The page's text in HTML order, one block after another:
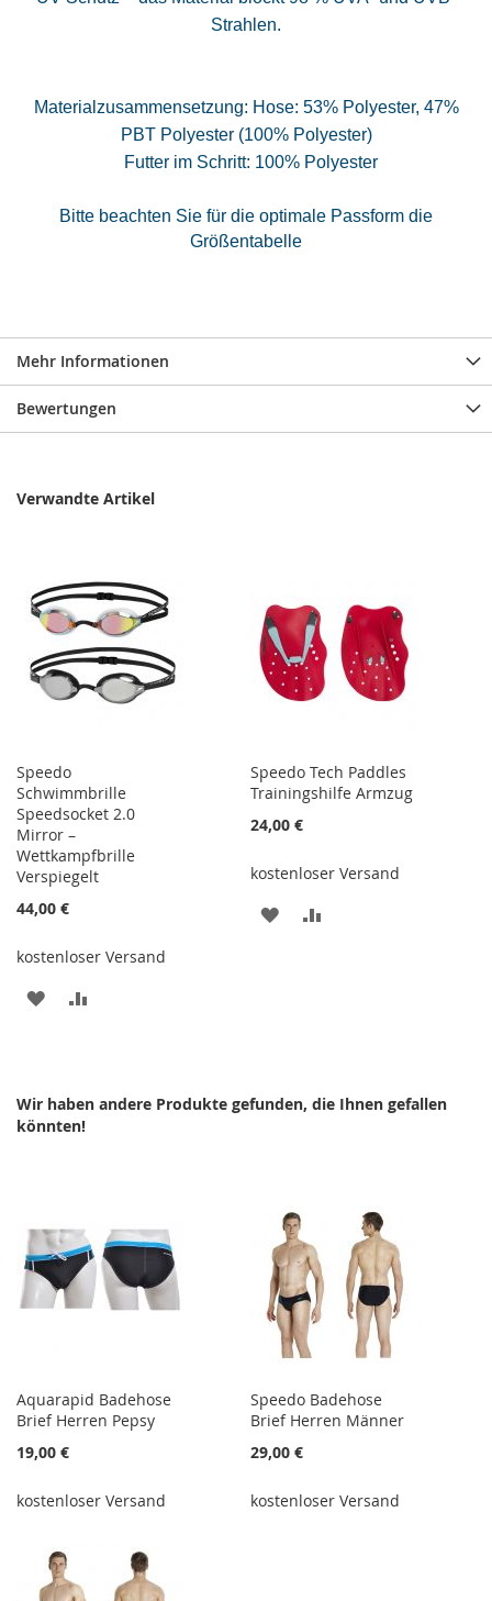
Strahlen.
Materialzusammensetzung: Hose: 53% Polyester, 47%
PBT Polyester (100% Polyester)
Futter im Schritt: 100% Polyester
Bitte beachten Sie für die optimale Passform die
Größentabelle
Mehr Informationen
Bewertungen
Verwandte Artikel
Speedo
Schwimmbrille
Speedsocket 2.0
Mirror –
Wettkampfbrille
Verspiegelt
44,00 €
kostenloser Versand
ZUR
Speedo Tech Paddles
Trainingshilfe Armzug
24,00 €
kostenloser Versand
ZUR
Wir haben andere Produkte gefunden, die Ihnen gefallen
könnten!
Aquarapid Badehose
Brief Herren Pepsy
19,00 €
kostenloser Versand
Speedo Badehose
Brief Herren Männer
29,00 €
kostenloser Versand